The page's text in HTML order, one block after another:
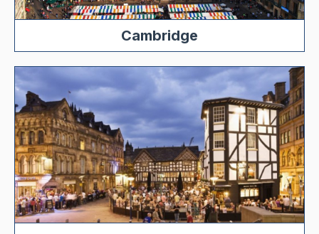
Cambridge